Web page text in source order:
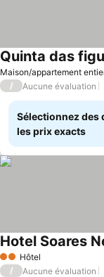
Maison/appartement
Quinta das
/ Aucune évaluation
Sélectionnez des
les prix exacts
2 Étoiles
Hôtel
Hotel Soares
/ Aucune évaluation